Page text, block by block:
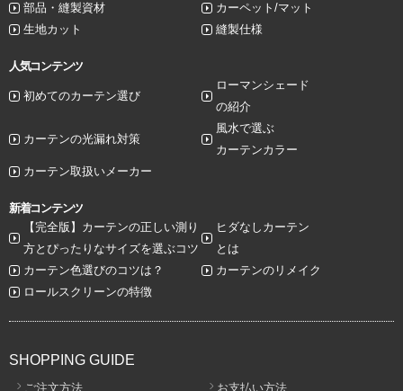
部品・縫製資材
カーペット/マット
生地カット
縫製仕様
人気コンテンツ
初めてのカーテン選び
ローマンシェード
の紹介
カーテンの光漏れ対策
風水で選ぶ
カーテンカラー
カーテン取扱いメーカー
新着コンテンツ
【完全版】カーテンの正しい測り
方とぴったりなサイズを選ぶコツ
ヒダなしカーテン
とは
カーテン色選びのコツは？
カーテンのリメイク
ロールスクリーンの特徴
SHOPPING GUIDE
ご注文方法 お支払い方法